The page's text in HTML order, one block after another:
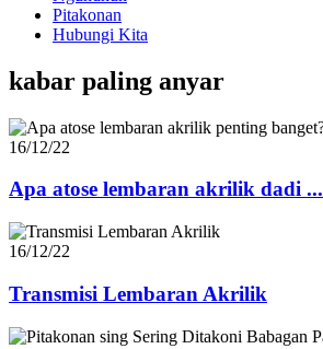
Pitakonan
Hubungi Kita
kabar paling anyar
16/12/22
Apa atose lembaran akrilik dadi ...
16/12/22
Transmisi Lembaran Akrilik